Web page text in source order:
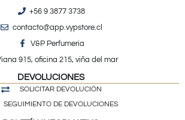
+56 9 3877 3738
contacto@app.vypstore.cl
V&P Perfumeria
915, oficina 215, viña del mar
DEVOLUCIONES
SOLICITAR DEVOLUCIÓN
SEGUIMIENTO DE DEVOLUCIONES